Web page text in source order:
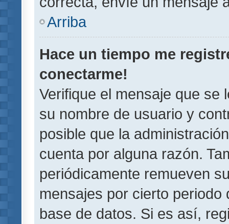
Arriba
Hace un tiempo me
conectarme!
Verifique el mensaje que se
su nombre de usuario y
posible que la
cuenta por alguna razón.
periódicamente remueven
mensajes por cierto
base de datos. Si es así,